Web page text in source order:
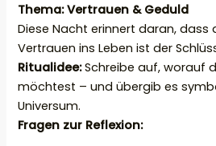
Thema: Vertrauen & Geduld
Diese Nacht erinnert daran, dass
Vertrauen ins Leben ist der
Ritualidee:Schreibe auf, worauf
möchtest – und übergib es
Universum.
Fragen zur Reflexion: